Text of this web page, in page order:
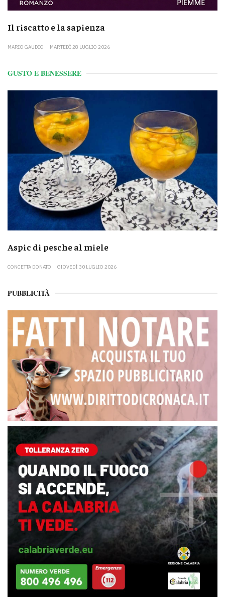
Il riscatto e la sapienza
MARIO GAUDIO MARTEDÌ 28 LUGLIO 2026
GUSTO E BENESSERE
Aspic di pesche al miele
CONCETTA DONATO GIOVEDÌ 30 LUGLIO 2026
PUBBLICITÀ